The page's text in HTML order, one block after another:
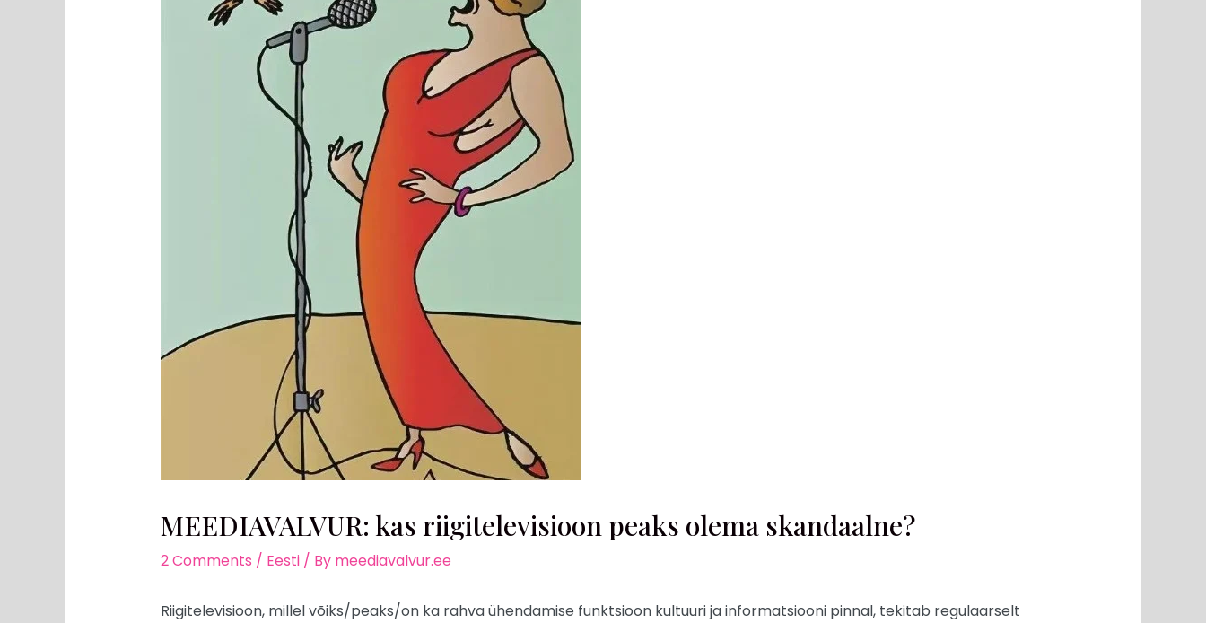
MEEDIAVALVUR: kas riigitelevisioon peaks olema skandaalne?
2 Comments / Eesti/ By meediavalvur.ee
Riigitelevisioon, millel võiks/peaks/on ka rahva ühendamise funktsioon kultuuri ja informatsiooni pinnal, tekitab regulaarselt